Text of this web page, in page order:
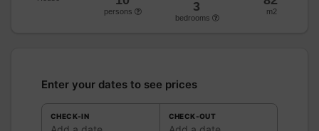
persons 3
bedrooms
m2
Enter your dates to see prices
CHECK-IN CHECK-OUT